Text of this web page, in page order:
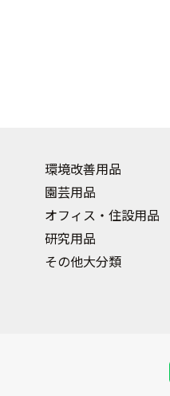
環境改善用品
園芸用品
オフィス・住設用品
研究用品
その他大分類